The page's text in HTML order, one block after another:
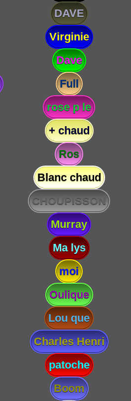
DAVE
Virginie
Dave
Full
rose p le
+ chaud
Ros
Blanc chaud
CHOUPISSON
Murray
Ma lys
moi
Oulique
Lou que
Charles Henri
patoche
Boom